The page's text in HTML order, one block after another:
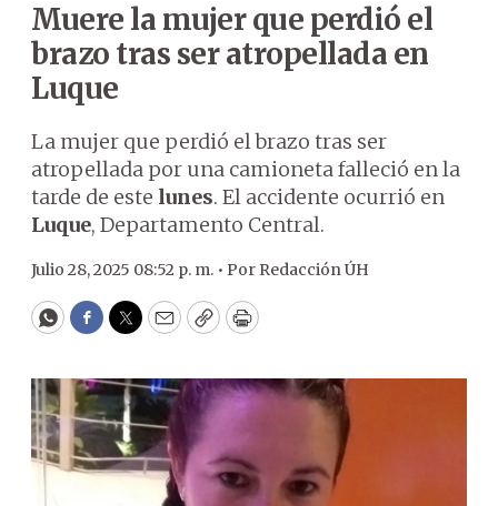
Muere la mujer que perdió el
brazo tras ser atropellada en
Luque
La mujer que perdió el brazo tras ser
atropellada por una camioneta falleció en la
tarde de este lunes. El accidente ocurrió en
Luque, Departamento Central.
Julio 28, 2025 08:52 p. m. • Por Redacción ÚH
WhatsApp
Facebook
Twitter
EmailCopyPrint